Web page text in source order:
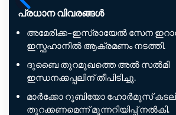
പ്രധാന വിവരങ്ങൾ
അമേരിക്ക–ഇസ്രായേൽ സേന
ഇസ്ഫഹാനിൽ ആക്രമണം നടത്തി.
ദുബൈ തുറമുഖത്തെ അൽ സൽമി
ഇന്ധനക്കപ്പലിന് തീപിടിച്ചു.
മാർക്കോ റൂബിയോ ഹോർമുസ്
തുറക്കണമെന്ന് മുന്നറിയിപ്പ് നൽകി.